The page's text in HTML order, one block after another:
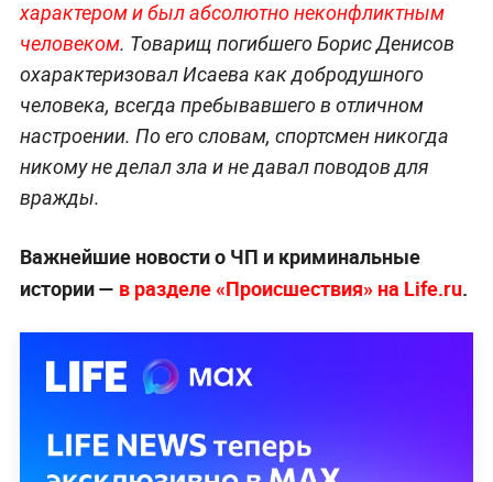
характером и был абсолютно неконфликтным
человеком. Товарищ погибшего Борис Денисов
охарактеризовал Исаева как добродушного
человека, всегда пребывавшего в отличном
настроении. По его словам, спортсмен никогда
никому не делал зла и не давал поводов для
вражды.
Важнейшие новости о ЧП и криминальные
истории — в разделе «Происшествия» на Life.ru.